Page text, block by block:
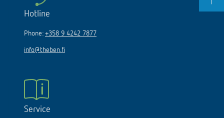
Hotline
Phone: +358 9 4242 7877
info@theben.fi
Service